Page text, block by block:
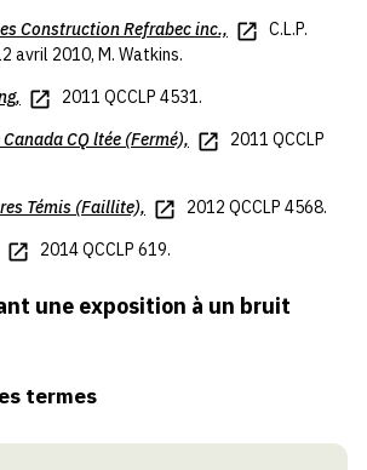
Construction Refrabec inc.,
C.L.P.
avril 2010, M. Watkins.
2011 QCCLP 4531.
CQ ltée (Fermé),
2011 QCCLP
Témis (Faillite),
2012 QCCLP 4568.
2014 QCCLP 619.
une exposition à un bruit
termes